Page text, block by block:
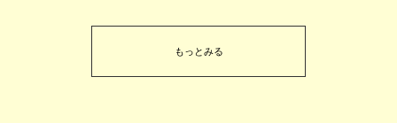
もっとみる